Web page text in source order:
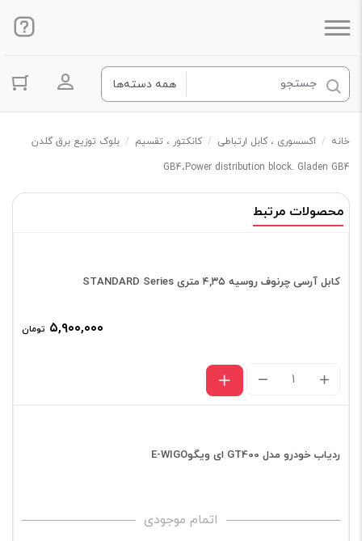
ورود به
خانه / اکسسوری ، کابل ارتباطی / کانکتور ، تقسیم / بلوک توزیع برق گلدن
GB4،Power distribution block. Gladen GB4
محصولات مرتبط
کابل آرسی چرنوف روسیه ۴,۳۵ متری STANDARD Series
۵,۹۰۰,۰۰۰ تومان
کابل
آرسی
روسیه
STANDARD
ردیاب خودرو مدل GT400 ای ویگوE-WIGO
اتمام موجودی